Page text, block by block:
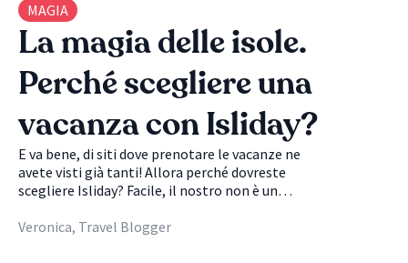
MAGIA
La magia delle isole.
Perché scegliere una
vacanza con Isliday?
E va bene, di siti dove prenotare le vacanze ne
avete visti già tanti! Allora perché dovreste
scegliere Isliday? Facile, il nostro non è un
più. Prima di tutto, Isliday non è affatto generico,
Veronica, Travel Blogger